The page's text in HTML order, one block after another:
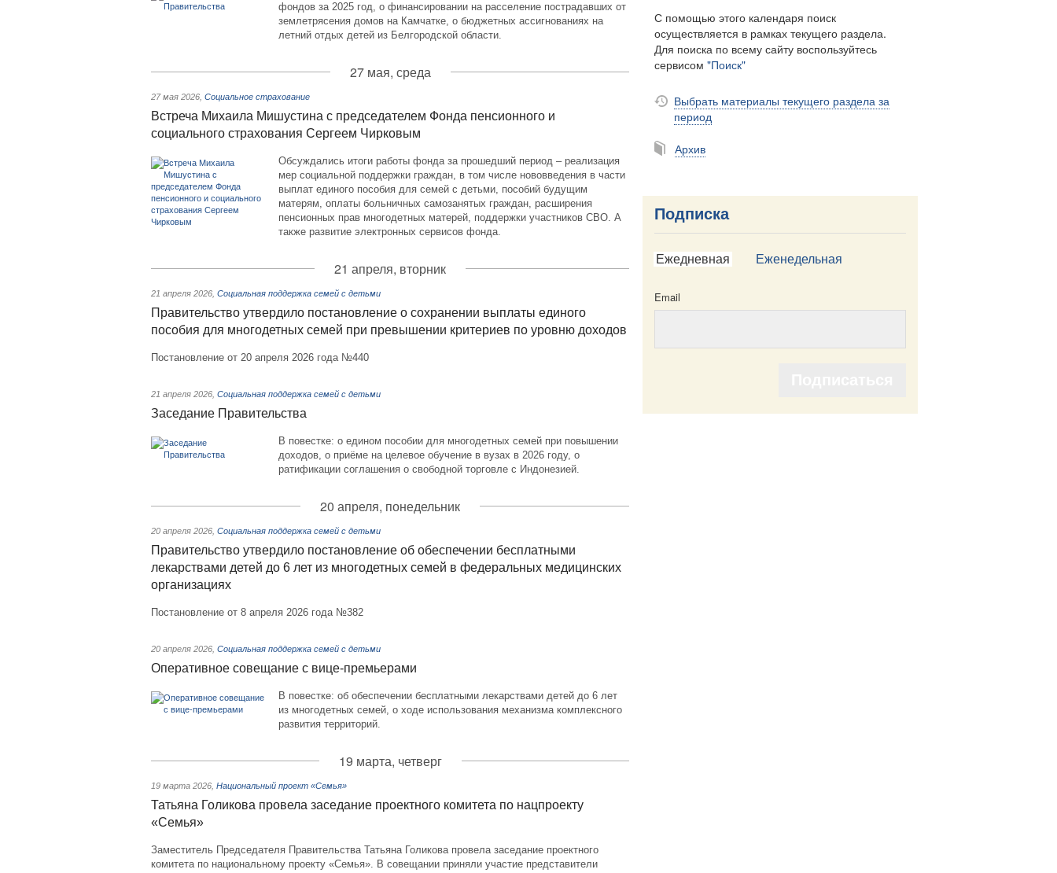
фондов за 2025 год, о финансировании на расселение пострадавших от
землетрясения домов на Камчатке, о бюджетных ассигнованиях на
летний отдых детей из Белгородской области.
27 мая, среда
27 мая 2026 Социальное страхование
Встреча Михаила Мишустина с председателем Фонда пенсионного и
социального страхования Сергеем Чирковым
Обсуждались итоги работы фонда за прошедший период – реализация
мер социальной поддержки граждан, в том числе нововведения в части
выплат единого пособия для семей с детьми, пособий будущим
матерям, оплаты больничных самозанятых граждан, расширения
пенсионных прав многодетных матерей, поддержки участников СВО. А
также развитие электронных сервисов фонда.
21 апреля, вторник
21 апреля 2026 Социальная поддержка семей с детьми
Правительство утвердило постановление о сохранении выплаты единого
пособия для многодетных семей при превышении критериев по уровню доходов
Постановление от 20 апреля 2026 года №440
21 апреля 2026 Социальная поддержка семей с детьми
Заседание Правительства
В повестке: о едином пособии для многодетных семей при повышении
доходов, о приёме на целевое обучение в вузах в 2026 году, о
ратификации соглашения о свободной торговле с Индонезией.
20 апреля, понедельник
20 апреля 2026 Социальная поддержка семей с детьми
Правительство утвердило постановление об обеспечении бесплатными
лекарствами детей до 6 лет из многодетных семей в федеральных медицинских
организациях
Постановление от 8 апреля 2026 года №382
20 апреля 2026 Социальная поддержка семей с детьми
Оперативное совещание с вице-премьерами
В повестке: об обеспечении бесплатными лекарствами детей до 6 лет
из многодетных семей, о ходе использования механизма комплексного
развития территорий.
19 марта, четверг
19 марта 2026 Национальный проект «Семья»
Татьяна Голикова провела заседание проектного комитета по нацпроекту
«Семья»
Заместитель Председателя Правительства Татьяна Голикова провела заседание проектного
комитета по национальному проекту «Семья». В совещании приняли участие представители
С помощью этого календаря поиск
осуществляется в рамках текущего раздела.
Для поиска по всему сайту воспользуйтесь
сервисом "Поиск"
Выбрать материалы текущего раздела за
период
Архив
Подписка
Ежедневная Еженедельная
Email